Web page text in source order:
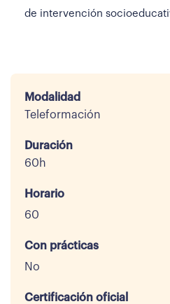
de intervención
Modalidad
Teleformación
Duración
60h
Horario
60
Con prácticas
No
Certificación oficial